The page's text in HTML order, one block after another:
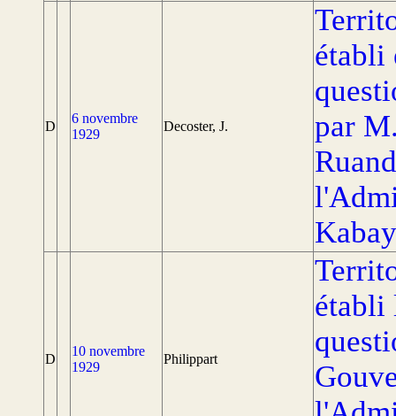
D
6 novembre
1929
Decoster, J.
établi
par
D
10 novembre
1929
Philippart
établi